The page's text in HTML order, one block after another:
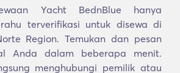
Yacht BednBlue hanya
terverifikasi untuk disewa di
Region. Temukan dan pesan
Anda dalam beberapa menit.
menghubungi pemilik atau